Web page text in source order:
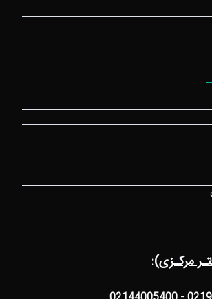
مرکـزی):